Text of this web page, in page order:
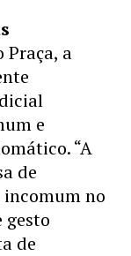
a
e
“A
de
no
gesto
de